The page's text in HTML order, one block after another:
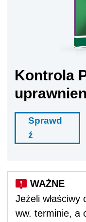
Kontrola
Sprawd
ź
Jeżeli
ww. terminie, a